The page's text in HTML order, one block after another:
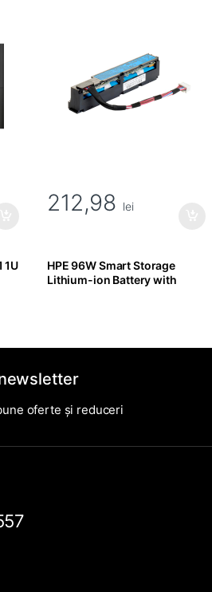
1U
HPE 96W Smart Storage
Lithium-ion Battery with
212,98 lei
oferte și reduceri